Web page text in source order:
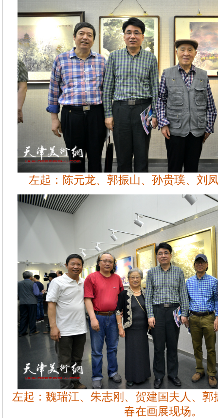
左起：陈元龙、郭振山、孙贵璞、刘
左起：魏瑞江、朱志刚、贺建国夫人、
春在画展现场。